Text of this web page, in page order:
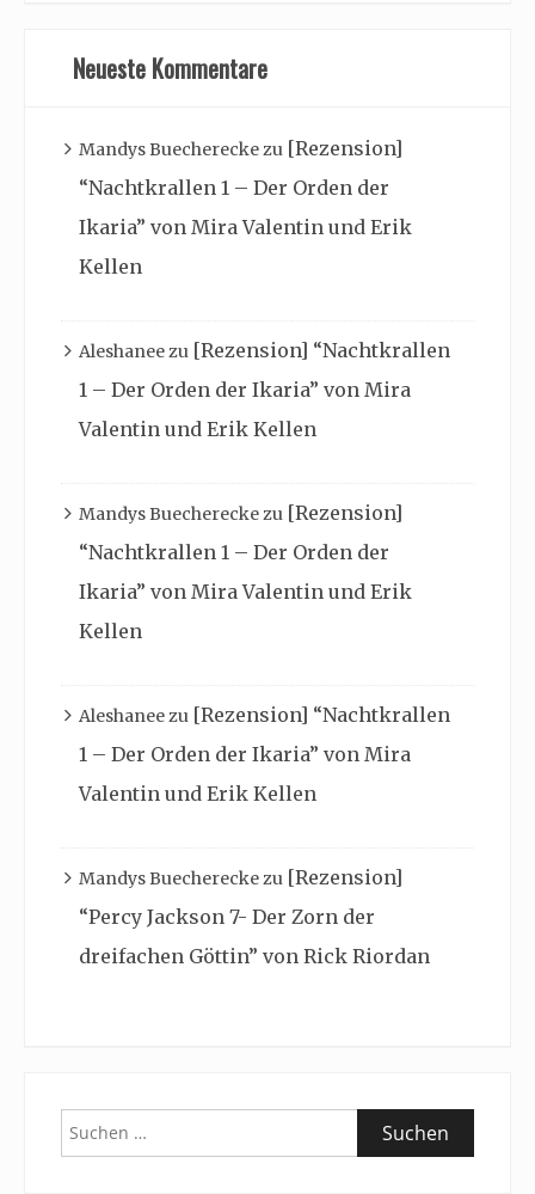
Neueste Kommentare
Mandys Buechereckezu [Rezension]
“Nachtkrallen 1 – Der Orden der
Ikaria” von Mira Valentin und Erik
Kellen
Aleshaneezu [Rezension] “Nachtkrallen
1 – Der Orden der Ikaria” von Mira
Valentin und Erik Kellen
Mandys Buechereckezu [Rezension]
“Nachtkrallen 1 – Der Orden der
Ikaria” von Mira Valentin und Erik
Kellen
Aleshaneezu [Rezension] “Nachtkrallen
1 – Der Orden der Ikaria” von Mira
Valentin und Erik Kellen
Mandys Buechereckezu [Rezension]
“Percy Jackson 7- Der Zorn der
dreifachen Göttin” von Rick Riordan
Suchen
nach: